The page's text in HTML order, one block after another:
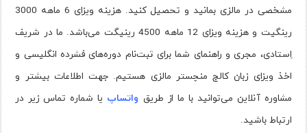
مشخصی در مالزی بمانید و تحصیل کنید. هزینه ویزای 6 ماهه 3000
رینگیت و هزینه ویزای 12 ماهه 4500 رینیگت می‌باشد. ما در شریف
اِستادی، مجری و راهنمای شما برای ثبت‌نام دوره‌های فشرده انگلیسی و
اخذ ویزای زبان کالج منچستر مالزی هستیم. جهت اطلاعات بیشتر و
مشاوره آنلاین می‌توانید با ما از طریق واتساپ یا شماره تماس زیر در
ارتباط باشید.